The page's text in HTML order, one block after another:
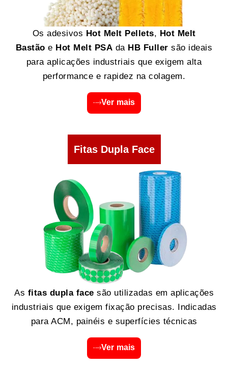
Os adesivos Hot Melt Pellets, Hot Melt
Bastão e Hot Melt PSA da HB Fuller são ideais
para aplicações industriais que exigem alta
performance e rapidez na colagem.
Ver mais
Fitas Dupla Face
As fitas dupla face são utilizadas em aplicações
industriais que exigem fixação precisas. Indicadas
para ACM, painéis e superfícies técnicas
Ver mais